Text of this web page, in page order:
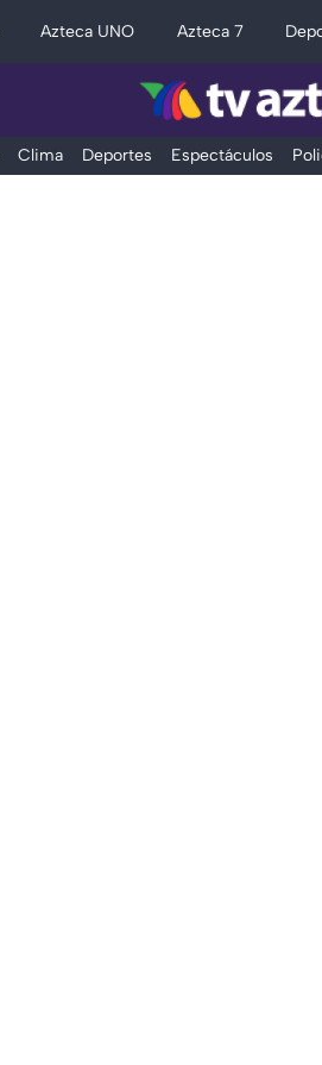
Azteca UNO Azteca 7
Clima Deportes Espectáculos